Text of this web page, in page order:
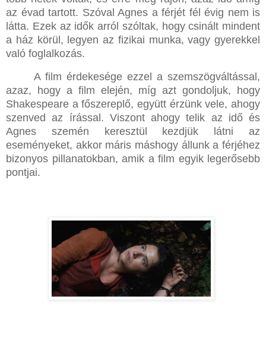
az évad tartott. Szóval Agnes a férjét fél évig nem is
látta. Ezek az idők arról szóltak, hogy csinált mindent
a ház körül, legyen az fizikai munka, vagy gyerekkel
való foglalkozás.
A film érdekesége ezzel a szemszögváltással,
azaz, hogy a film elején, míg azt gondoljuk, hogy
Shakespeare a főszereplő, együtt érzünk vele, ahogy
szenved az írással. Viszont ahogy telik az idő és
Agnes szemén keresztül kezdjük látni az
eseményeket, akkor máris máshogy állunk a férjéhez
bizonyos pillanatokban, amik a film egyik legerősebb
pontjai.